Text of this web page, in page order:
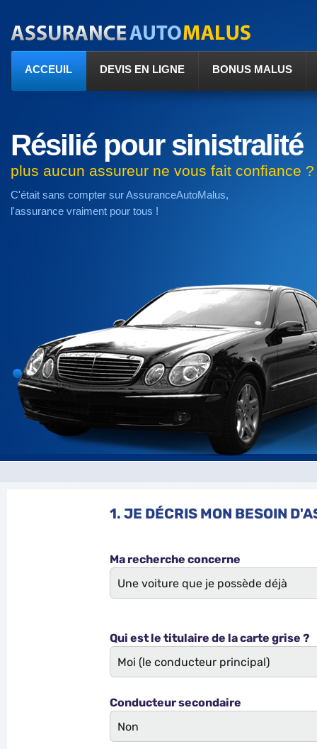
ACCEUIL DEVIS EN LIGNE BONUS MALUS
Résilié pour sinistralité
plus aucun assureur ne vous fait confiance ?
C'était sans compter sur AssuranceAutoMalus,
l'assurance vraiment pour tous !